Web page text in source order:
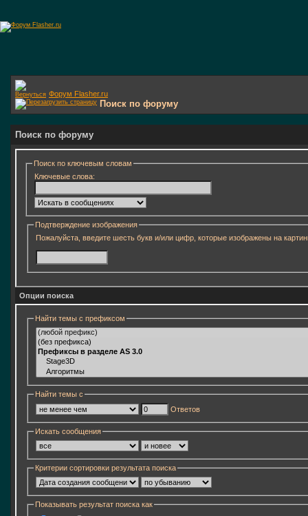
Форум Flasher.ru
Поиск по форуму
Поиск по форуму
Поиск по ключевым словам
Ключевые слова:
Подтверждение изображения
Пожалуйста, введите шесть букв и/или цифр, которые изображены на
Опции поиска
Найти темы с префиксом
Найти темы с
Ответов
Искать сообщения
Критерии сортировки результата поиска
Показывать результат поиска как